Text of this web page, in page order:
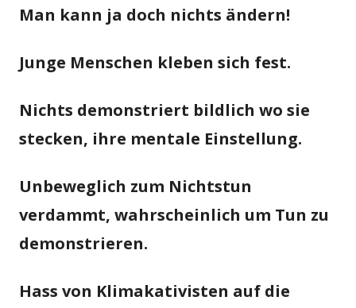
Man kann ja doch nichts ändern!
Junge Menschen kleben sich fest.
Nichts demonstriert bildlich wo sie
stecken, ihre mentale Einstellung.
Unbeweglich zum Nichtstun
verdammt, wahrscheinlich um Tun zu
demonstrieren.
Hass von Klimakativisten auf die